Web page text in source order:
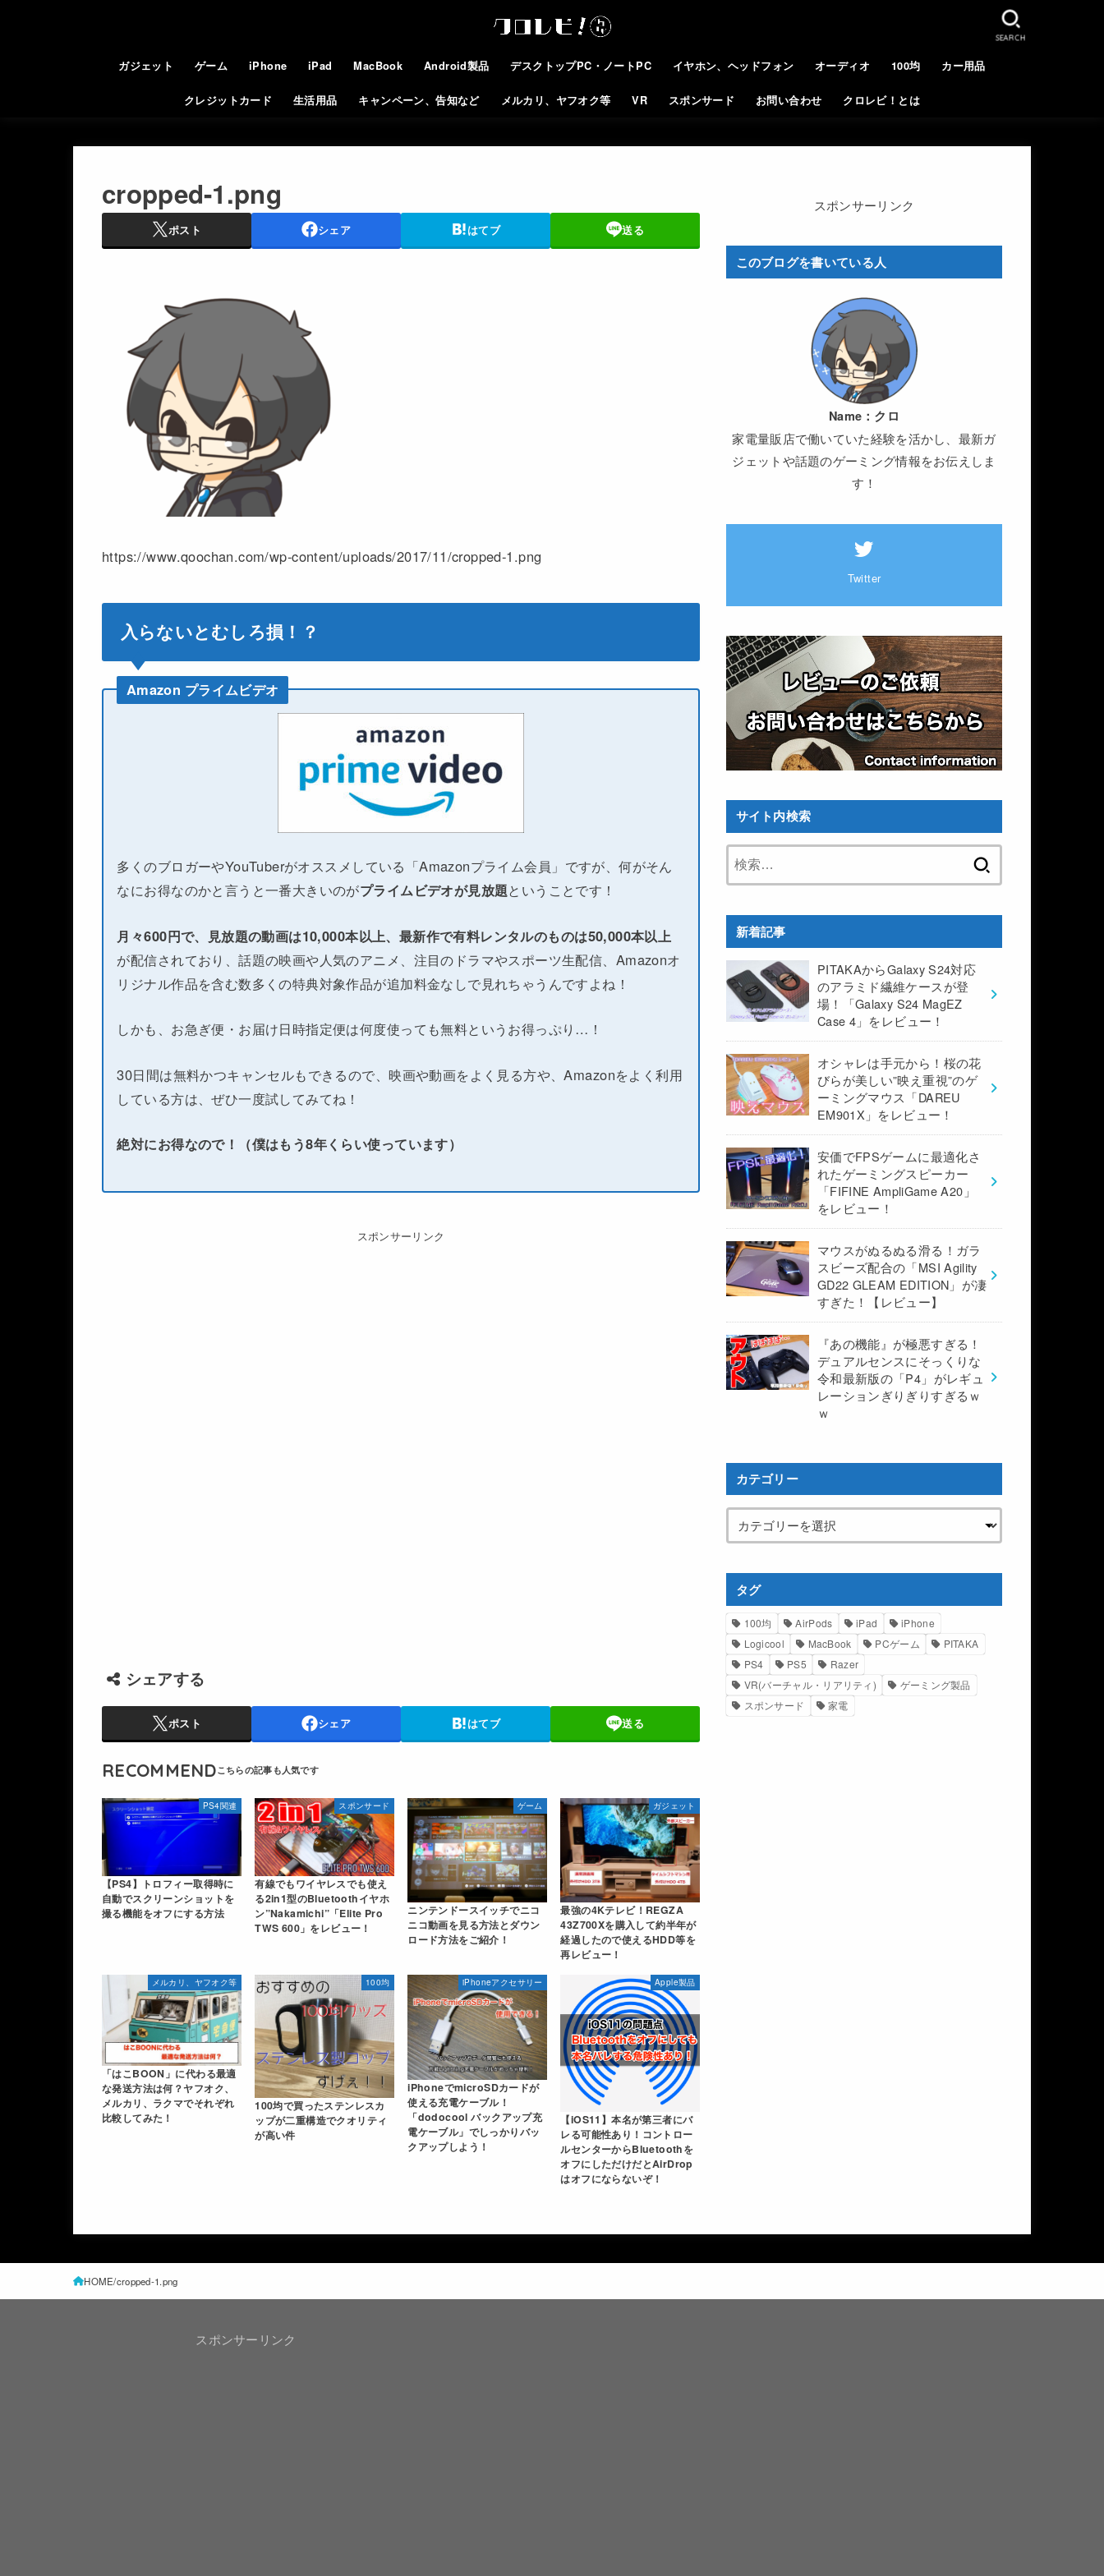
ガジェット ゲーム iPhone iPad MacBook Android製品 デスクトップPC・ノートPC イヤホン、ヘッドフォン オーディオ 100均 カー用品
クレジットカード 生活用品 キャンペーン、告知など メルカリ、ヤフオク等 VR スポンサード お問い合わせ クロレビ！とは
SEARCH
cropped-1.png
ポスト シェア はてブ 送る
https://www.qoochan.com/wp-content/uploads/2017/11/cropped-1.png
入らないとむしろ損！？
Amazon プライムビデオ
多くのブロガーやYouTuberがオススメしている「Amazonプライム会員」ですが、何がそん
なにお得なのかと言うと一番大きいのがプライムビデオが見放題ということです！
月々600円で、見放題の動画は10,000本以上、最新作で有料レンタルのものは50,000本以上
が配信されており、話題の映画や人気のアニメ、注目のドラマやスポーツ生配信、Amazonオ
リジナル作品を含む数多くの特典対象作品が追加料金なしで見れちゃうんですよね！
しかも、お急ぎ便・お届け日時指定便は何度使っても無料というお得っぷり…！
30日間は無料かつキャンセルもできるので、映画や動画をよく見る方や、Amazonをよく利用
している方は、ぜひ一度試してみてね！
絶対にお得なので！（僕はもう8年くらい使っています）
スポンサーリンク
シェアする
ポスト シェア はてブ 送る
RECOMMEND
PS4関連
【PS4】トロフィー取得時に
自動でスクリーンショットを
撮る機能をオフにする方法
スポンサード
有線でもワイヤレスでも使え
る2in1型のBluetoothイヤホ
ン”Nakamichi”「Elite Pro
TWS 600」をレビュー！
ゲーム
ニンテンドースイッチでニコ
ニコ動画を見る方法とダウン
ロード方法をご紹介！
ガジェット
最強の4Kテレビ！REGZA
43Z700Xを購入して約半年が
経過したので使えるHDD等を
再レビュー！
メルカリ、ヤフオク等
「はこBOON」に代わる最適
な発送方法は何？ヤフオク、
メルカリ、ラクマでそれぞれ
比較してみた！
100均
100均で買ったステンレスカ
ップが二重構造でクオリティ
が高い件
iPhoneアクセサリー
iPhoneでmicroSDカードが
使える充電ケーブル！
「dodocool バックアップ充
電ケーブル」でしっかりバッ
クアップしよう！
Apple製品
【iOS11】本名が第三者にバ
レる可能性あり！コントロー
ルセンターからBluetoothを
オフにしただけだとAirDrop
はオフにならないぞ！
スポンサーリンク
このブログを書いている人
Name： クロ
家電量販店で働いていた経験を活かし、最新ガ
ジェットや話題のゲーミング情報をお伝えしま
す！
Twitter
サイト内検索
新着記事
PITAKAからGalaxy S24対応
のアラミド繊維ケースが登
場！「Galaxy S24 MagEZ
Case 4」をレビュー！
オシャレは手元から！桜の花
びらが美しい”映え重視”のゲ
ーミングマウス「DAREU
EM901X」をレビュー！
安価でFPSゲームに最適化さ
れたゲーミングスピーカー
「FIFINE AmpliGame A20」
をレビュー！
マウスがぬるぬる滑る！ガラ
スビーズ配合の「MSI Agility
GD22 GLEAM EDITION」が凄
すぎた！【レビュー】
『あの機能』が極悪すぎる！
デュアルセンスにそっくりな
令和最新版の「P4」がレギュ
レーションぎりぎりすぎるｗ
ｗ
カテゴリー
タグ
100均 AirPods iPad
iPhone
Logicool
MacBook PCゲーム
PITAKA
PS4
PS5
Razer
VR(バーチャル・リアリティ)
ゲーミング製品
スポンサード
家電
HOME cropped-1.png
スポンサーリンク